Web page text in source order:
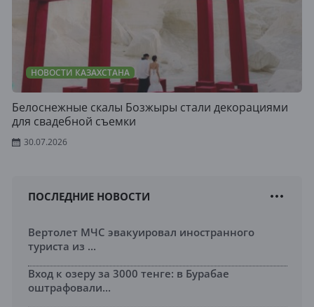
НОВОСТИ КАЗАХСТАНА
Белоснежные скалы Бозжыры стали декорациями
для свадебной съемки
30.07.2026
ПОСЛЕДНИЕ НОВОСТИ
Вертолет МЧС эвакуировал иностранного
туриста из ...
Вход к озеру за 3000 тенге: в Бурабае
оштрафовали...